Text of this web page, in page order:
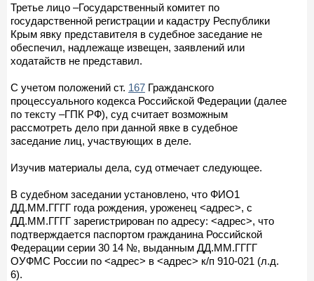
Третье лицо –Государственный комитет по
государственной регистрации и кадастру Республики
Крым явку представителя в судебное заседание не
обеспечил, надлежаще извещен, заявлений или
ходатайств не представил.
С учетом положений ст. 167 Гражданского
процессуального кодекса Российской Федерации (далее
по тексту –ГПК РФ), суд считает возможным
рассмотреть дело при данной явке в судебное
заседание лиц, участвующих в деле.
Изучив материалы дела, суд отмечает следующее.
В судебном заседании установлено, что ФИО1
ДД.ММ.ГГГГ года рождения, уроженец <адрес>, с
ДД.ММ.ГГГГ зарегистрирован по адресу: <адрес>, что
подтверждается паспортом гражданина Российской
Федерации серии 30 14 №, выданным ДД.ММ.ГГГГ
ОУФМС России по <адрес> в <адрес> к/п 910-021 (л.д.
6).